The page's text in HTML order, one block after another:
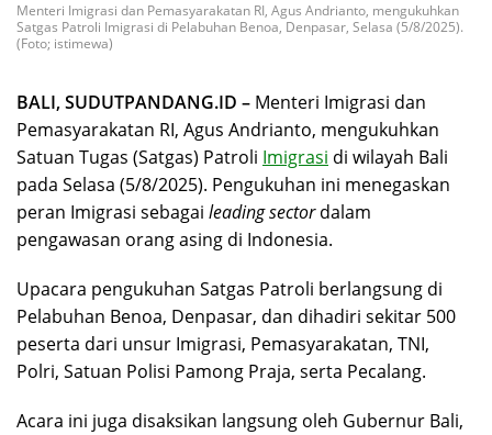
Menteri Imigrasi dan Pemasyarakatan RI, Agus Andrianto, mengukuhkan
Satgas Patroli Imigrasi di Pelabuhan Benoa, Denpasar, Selasa (5/8/2025).
(Foto; istimewa)
BALI, SUDUTPANDANG.ID – Menteri Imigrasi dan
Pemasyarakatan RI, Agus Andrianto, mengukuhkan
Satuan Tugas (Satgas) Patroli Imigrasi di wilayah Bali
pada Selasa (5/8/2025). Pengukuhan ini menegaskan
peran Imigrasi sebagai leading sectordalam
pengawasan orang asing di Indonesia.
Upacara pengukuhan Satgas Patroli berlangsung di
Pelabuhan Benoa, Denpasar, dan dihadiri sekitar 500
peserta dari unsur Imigrasi, Pemasyarakatan, TNI,
Polri, Satuan Polisi Pamong Praja, serta Pecalang.
Acara ini juga disaksikan langsung oleh Gubernur Bali,